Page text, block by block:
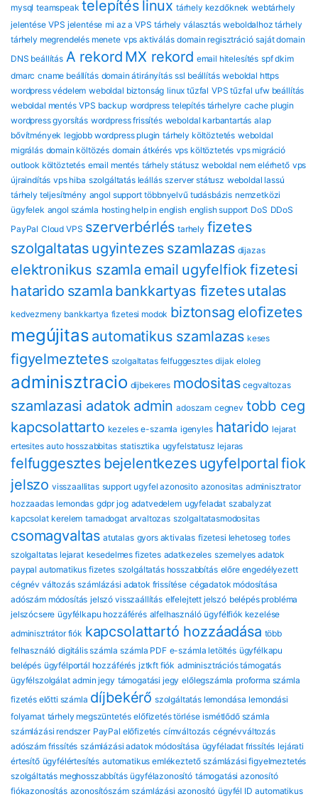
mysql teamspeak telepítés linux tárhely kezdőknek webtárhely
jelentése VPS jelentése mi az a VPS tárhely választás weboldalhoz tárhely
tárhely megrendelés menete vps aktiválás domain regisztráció saját domain
DNS beállítás A rekord MX rekord email hitelesítés spf dkim
dmarc cname beállítás domain átirányítás ssl beállítás weboldal https
wordpress védelem weboldal biztonság linux tűzfal VPS tűzfal ufw beállítás
weboldal mentés VPS backup wordpress telepítés tárhelyre cache plugin
wordpress gyorsítás wordpress frissítés weboldal karbantartás alap
bővítmények legjobb wordpress plugin tárhely költöztetés weboldal
migrálás domain költözés domain átkérés vps költöztetés vps migráció
outlook költöztetés email mentés tárhely státusz weboldal nem elérhető vps
újraindítás vps hiba szolgáltatás leállás szerver státusz weboldal lassú
tárhely teljesítmény angol support többnyelvű tudásbázis nemzetközi
ügyfelek angol számla hosting help in english english support DoS DDoS
PayPal Cloud VPS szerverbérlés tarhely fizetes
szolgaltatas ugyintezes szamlazas dijazas
elektronikus szamla email ugyfelfiok fizetesi
hatarido szamla bankkartyas fizetesutalas
kedvezmeny bankkartya fizetesi modok biztonsag eloﬁzetes
megújitas automatikus szamlazas keses
figyelmeztetes szolgaltatas felfuggesztes dijak eloleg
adminisztracio dijbekeres modositas cegvaltozas
szamlazasi adatok admin adoszam cegnev tobb ceg
kapcsolattarto kezeles e-szamla igenyles hatarido lejarat
ertesites auto hosszabbitas statisztika ugyfelstatusz lejaras
felfuggesztes bejelentkezes ugyfelportalfiok
jelszo visszaallitas support ugyfel azonosito azonositas adminisztrator
hozzaadas lemondas gdpr jog adatvedelem ugyfeladat szabalyzat
kapcsolat kerelem tamadogat arvaltozas szolgaltatasmodositas
csomagvaltas atutalas gyors aktivalas fizetesi lehetoseg torles
szolgaltatas lejarat kesedelmes fizetes adatkezeles szemelyes adatok
paypal automatikus fizetes szolgáltatás hosszabbítás előre engedélyezett
cégnév változás számlázási adatok frissítése cégadatok módosítása
adószám módosítás jelszó visszaállítás elfelejtett jelszó belépés probléma
jelszócsere ügyfélkapu hozzáférés alfelhasználó ügyfélfiók kezelése
adminisztrátor fiók kapcsolattartó hozzáadása több
felhasználó digitális számla számla PDF e-számla letöltés ügyfélkapu
belépés ügyfélportál hozzáférés jztkft fiók adminisztrációs támogatás
ügyfélszolgálat admin jegy támogatási jegy előlegszámla proforma számla
fizetés előtti számla díjbekérő szolgáltatás lemondása lemondási
folyamat tárhely megszüntetés előfizetés törlése ismétlődő számla
számlázási rendszer PayPal előfizetés címváltozás cégnévváltozás
adószám frissítés számlázási adatok módosítása ügyféladat frissítés lejárati
értesítő ügyfélértesítés automatikus emlékeztető számlázási figyelmeztetés
szolgáltatás meghosszabbítás ügyfélazonosító támogatási azonosító
fiókazonosítás azonosítószám számlázási azonosító ügyfél ID automatikus